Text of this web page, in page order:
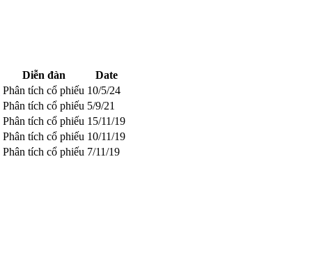
Diễn đàn
Date
Phân tích cổ phiếu 10/5/24
Phân tích cổ phiếu 5/9/21
Phân tích cổ phiếu 15/11/19
Phân tích cổ phiếu 10/11/19
Phân tích cổ phiếu 7/11/19